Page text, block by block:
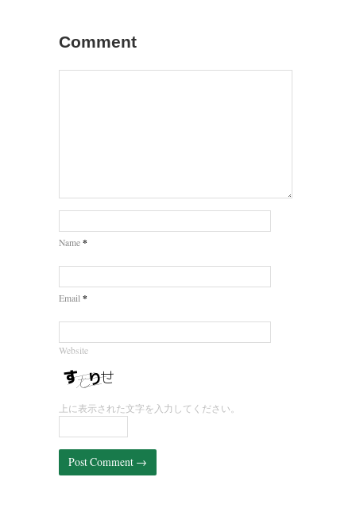
Comment
Name *
Email *
Website
上に表示された文字を入力してください。